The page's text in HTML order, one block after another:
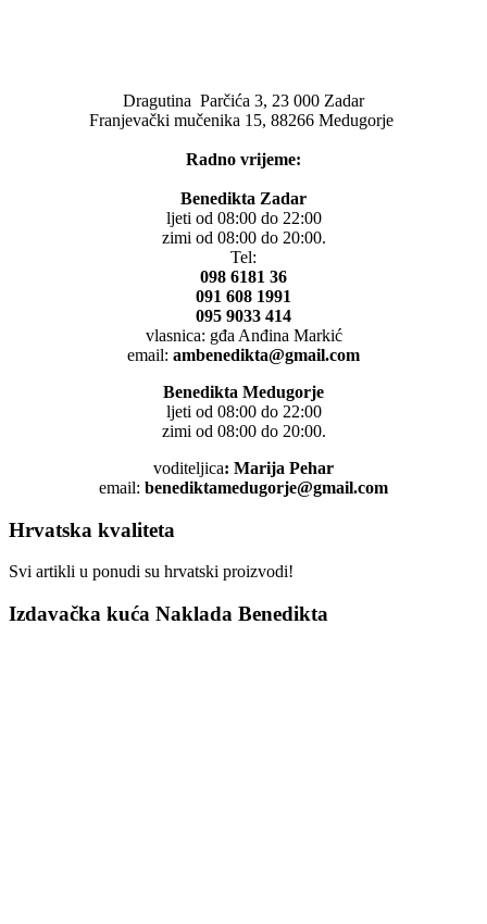
Dragutina Parčića 3, 23 000 Zadar
Franjevački mučenika 15, 88266 Medugorje
Radno vrijeme:
Benedikta Zadar
ljeti od 08:00 do 22:00
zimi od 08:00 do 20:00.
Tel:
098 6181 36
091 608 1991
095 9033 414
vlasnica: gđa Anđina Markić
email: ambenedikta@gmail.com
Benedikta Medugorje
ljeti od 08:00 do 22:00
zimi od 08:00 do 20:00.
voditeljica: Marija Pehar
email: benediktamedugorje@gmail.com
Hrvatska kvaliteta
Svi artikli u ponudi su hrvatski proizvodi!
Izdavačka kuća Naklada Benedikta